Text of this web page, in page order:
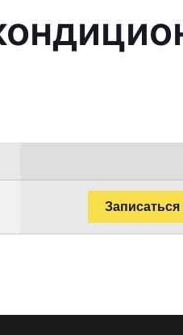
Записаться